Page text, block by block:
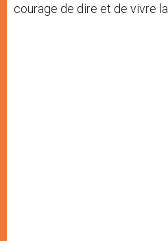
courage de dire et de vivre